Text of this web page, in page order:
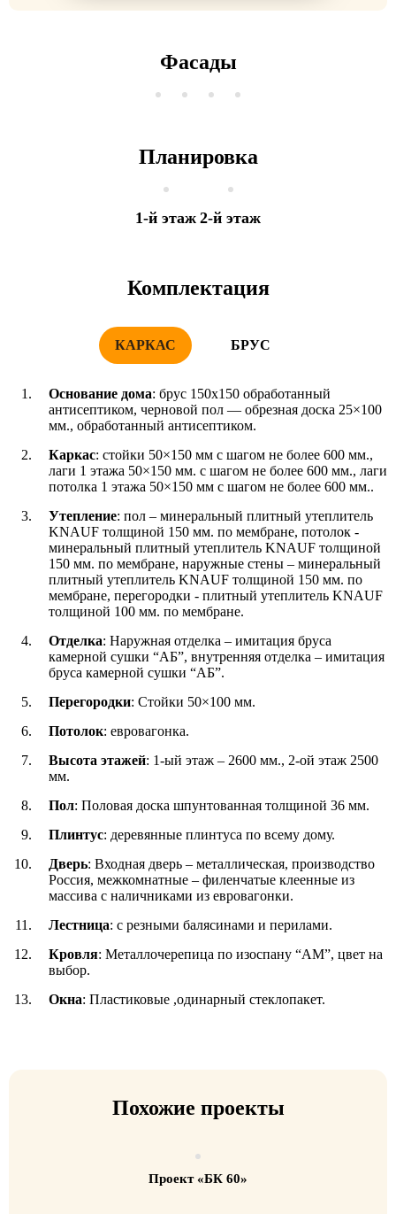
Фасады
Планировка
1-й этаж 2-й этаж
Комплектация
КАРКАС БРУС
Основание дома: брус 150x150 обработанный
антисептиком, черновой пол — обрезная доска 25×100
мм., обработанный антисептиком.
Каркас: стойки 50×150 мм с шагом не более 600 мм.,
лаги 1 этажа 50×150 мм. с шагом не более 600 мм., лаги
потолка 1 этажа 50×150 мм с шагом не более 600 мм..
Утепление: пол – минеральный плитный утеплитель
KNAUF толщиной 150 мм. по мембране, потолок -
минеральный плитный утеплитель KNAUF толщиной
150 мм. по мембране, наружные стены – минеральный
плитный утеплитель KNAUF толщиной 150 мм. по
мембране, перегородки - плитный утеплитель KNAUF
толщиной 100 мм. по мембране.
Отделка: Наружная отделка – имитация бруса
камерной сушки “АБ”, внутренняя отделка – имитация
бруса камерной сушки “АБ”.
Перегородки: Стойки 50×100 мм.
Потолок: евровагонка.
Высота этажей: 1-ый этаж – 2600 мм., 2-ой этаж 2500
мм.
Пол: Половая доска шпунтованная толщиной 36 мм.
Плинтус: деревянные плинтуса по всему дому.
Дверь: Входная дверь – металлическая, производство
Россия, межкомнатные – филенчатые клеенные из
массива с наличниками из евровагонки.
Лестница: с резными балясинами и перилами.
Кровля: Металлочерепица по изоспану “АМ”, цвет на
выбор.
Окна: Пластиковые ,одинарный стеклопакет.
Похожие проекты
Проект «БК 60»